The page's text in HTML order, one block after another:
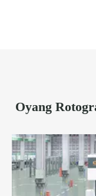
Oyang